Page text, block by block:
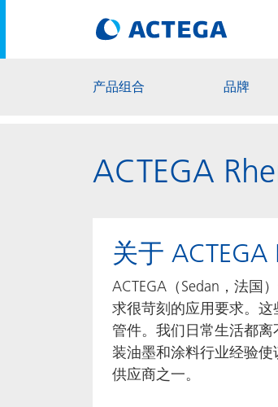
产品组合 品牌
ACTEGA
关于 ACTEGA
ACTEGA（Sedan，法国
求很苛刻的应用要求。
管件。我们日常生活都
装油墨和涂料行业经验
供应商之一。